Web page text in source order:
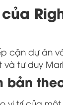
cận dự án
tư duy
bản